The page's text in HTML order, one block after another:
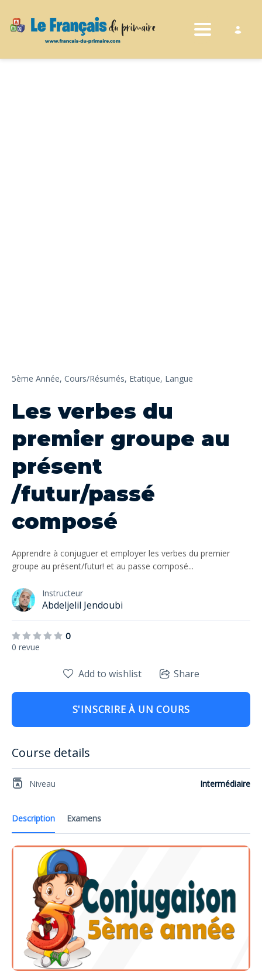
Toggle
5ème Année, Cours/Résumés, Etatique, Langue
Les verbes du
premier groupe au
présent
/futur/passé
composé
Apprendre à conjuguer et employer les verbes du premier
groupe au présent/futur! et au passe composé...
Instructeur
Abdeljelil Jendoubi
0
0 revue
Description Examens
Add to wishlist Share
S'INSCRIRE À UN COURS
Course details
Niveau Intermédiaire